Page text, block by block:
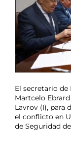
El secretario de
Martcelo
Lavrov (I), para
el conflicto en
de Seguridad